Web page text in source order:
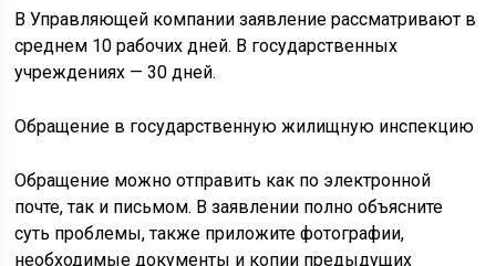
В Управляющей компании заявление рассматривают в
среднем 10 рабочих дней. В государственных
учреждениях — 30 дней.
Обращение в государственную жилищную инспекцию
Обращение можно отправить как по электронной
почте, так и письмом. В заявлении полно объясните
суть проблемы, также приложите фотографии,
необходимые документы и копии предыдущих